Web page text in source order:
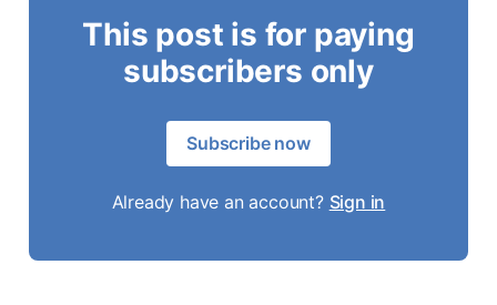
This post is for paying
subscribers only
Subscribe now
Already have an account? Sign in